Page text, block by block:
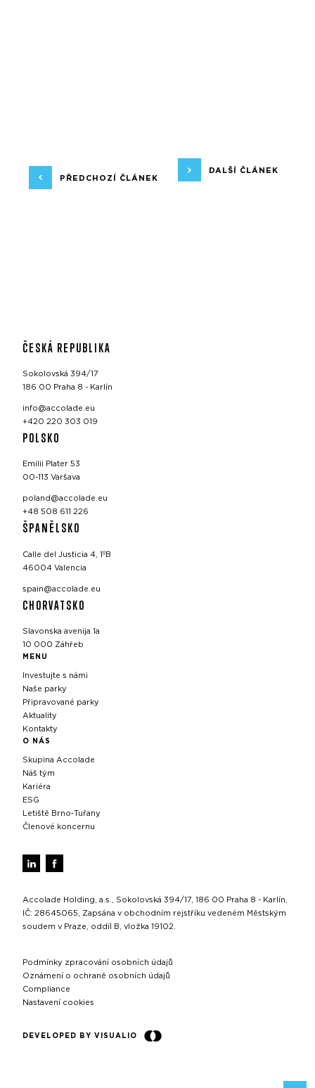
PŘEDCHOZÍ ČLÁNEK
DALŠÍ ČLÁNEK
ČESKÁ REPUBLIKA
Sokolovská 394/17
186 00 Praha 8 - Karlín
info@accolade.eu
+420 220 303 019
POLSKO
Emilii Plater 53
00-113 Varšava
poland@accolade.eu
+48 508 611 226
ŠPANĚLSKO
Calle del Justicia 4, 1ºB
46004 Valencia
spain@accolade.eu
CHORVATSKO
Slavonska avenija 1a
10 000 Záhřeb
MENU
Investujte s námi
Naše parky
Připravované parky
Aktuality
Kontakty
O NÁS
Skupina Accolade
Náš tým
Kariéra
ESG
Letiště Brno‑Tuřany
Členové koncernu
Accolade Holding, a.s., Sokolovská 394/17, 186 00 Praha 8 - Karlín,
IČ: 28645065, Zapsána v obchodním rejstříku vedeném Městským
soudem v Praze, oddíl B, vložka 19102.
Podmínky zpracování osobních údajů
Oznámení o ochraně osobních údajů
Compliance
Nastavení cookies
DEVELOPED BY VISUALIO